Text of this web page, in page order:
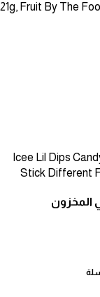
21g, Fruit By The
Icee Lil Dips
Stick Different
المخزون